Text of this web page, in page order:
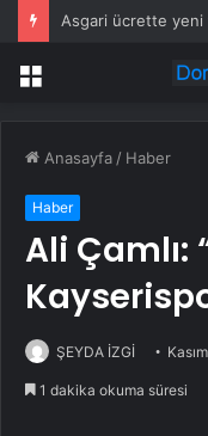
Menü
Anasayfa / Haber
Haber
Ali Çamlı:
ŞEYDA İZGİ
1 dakika okuma süresi